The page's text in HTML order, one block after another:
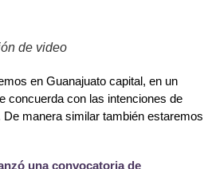
de video
en Guanajuato capital, en un
concuerda con las intenciones de
manera similar también estaremos
una convocatoria de